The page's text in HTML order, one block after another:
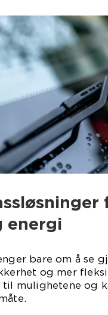
energi
bare om å se
og mer
til mulighetene og